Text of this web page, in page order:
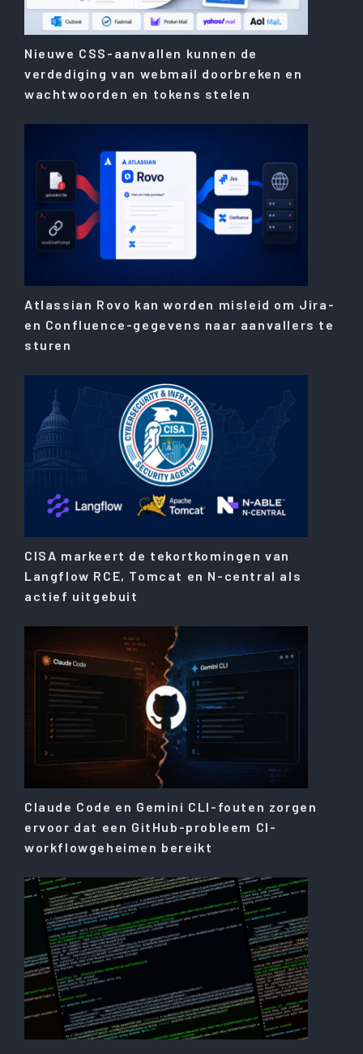
Nieuwe CSS-aanvallen kunnen de
verdediging van webmail doorbreken en
wachtwoorden en tokens stelen
Atlassian Rovo kan worden misleid om Jira-
en Confluence-gegevens naar aanvallers te
sturen
CISA markeert de tekortkomingen van
Langflow RCE, Tomcat en N-central als
actief uitgebuit
Claude Code en Gemini CLI-fouten zorgen
ervoor dat een GitHub-probleem CI-
workflowgeheimen bereikt